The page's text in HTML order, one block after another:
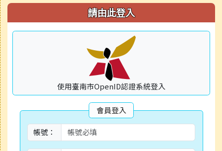
請由此登入
使用臺南市OpenID認證系統登入
會員登入
帳號：